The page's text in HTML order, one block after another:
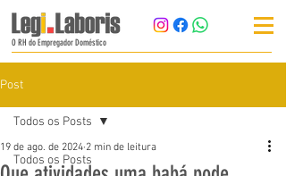
O RH do Empregador Doméstico
Post
Todos os Posts
Todos os Posts
19 de ago. de 2024 2 min de leitura